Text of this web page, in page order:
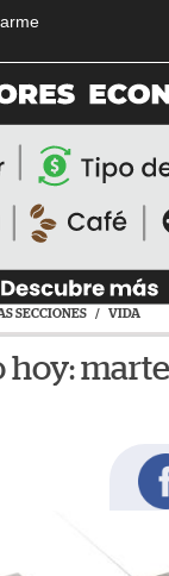
SECCIONES / VIDA